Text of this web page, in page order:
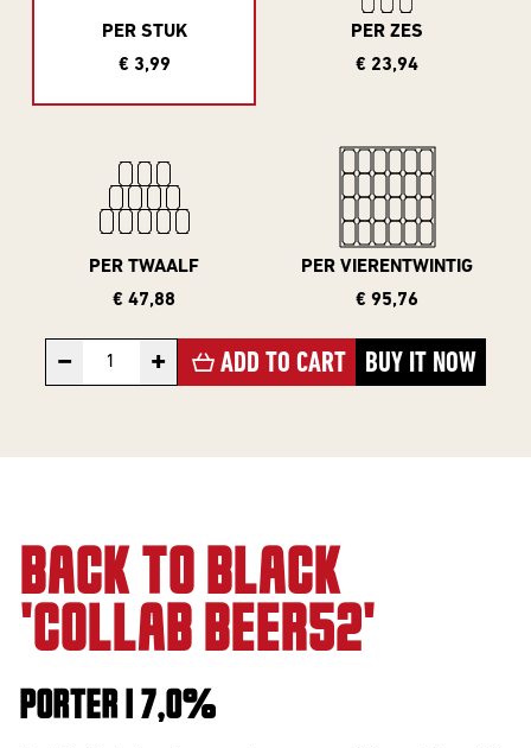
Piece of Cake
BEER
STYLES
Alcohol Vrij /
Barrel Aged
IPA
Sour
PER STUK
€ 3,99
PER ZES
€ 23,94
PER TWAALF
€ 47,88
PER VIERENTWINTIG
€ 95,76
− + ADD TO CART BUY IT NOW
BACK TO BLACK
'COLLAB BEER52'
PORTER | 7,0%